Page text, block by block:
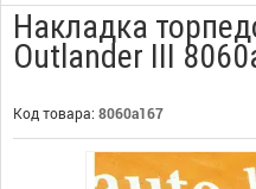
Накладка
Outlander III
Код товара: 8060a167